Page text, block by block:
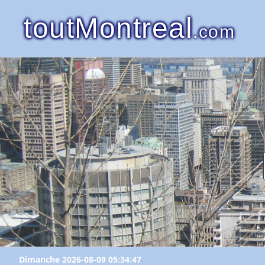
toutMontreal.com
Dimanche 2026-08-09 05:34:47